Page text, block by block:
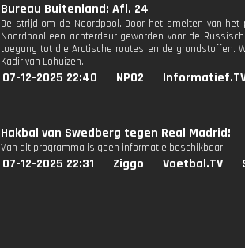
Bureau Buitenland: Afl. 24
De strijd om de Noordpool. Door het smelten van
Noordpool een achterdeur geworden voor de
toegang tot die Arctische routes en de grondstoffen.
Kadir van Lohuizen.
07-12-2025 22:40 NPO2
Hakbal van Swedberg tegen Real Madrid!
Van dit programma is geen informatie beschikbaar
07-12-2025 22:31 Ziggo Voetbal.TV